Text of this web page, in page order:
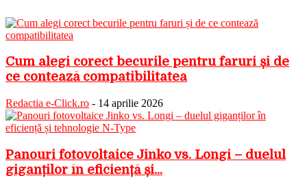
Cum alegi corect becurile pentru faruri și de
ce contează compatibilitatea
Redactia e-Click.ro - 14 aprilie 2026
Panouri fotovoltaice Jinko vs. Longi – duelul
giganților în eficiență și...